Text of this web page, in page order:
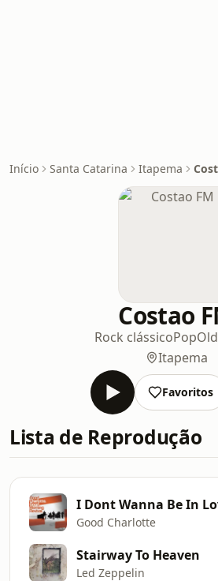
Início Santa Catarina Itapema
Costao
Rock clássicoPop
Itapema
Favoritos
Lista de Reprodução
I Dont Wanna Be In
Good Charlotte
Stairway To Heaven
Led Zeppelin